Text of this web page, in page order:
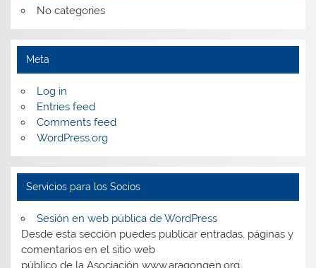
No categories
Meta
Log in
Entries feed
Comments feed
WordPress.org
Servicios para los Socios
Sesión en web pública de WordPress
Desde esta sección puedes publicar entradas, páginas y
comentarios en el sitio web
público de la Asociación www.aragongen.org.